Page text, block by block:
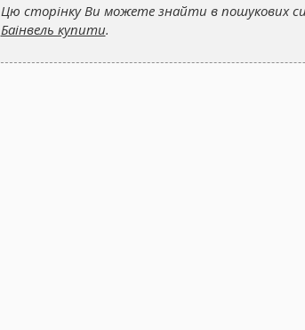
Цю сторінку Ви можете знайти в пошукових
Баінвель купити.